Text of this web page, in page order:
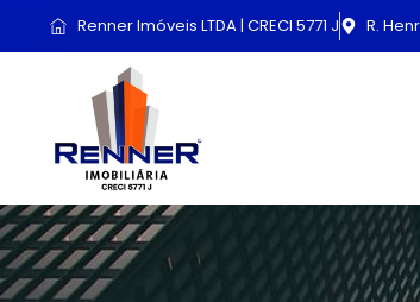
Renner Imóveis LTDA | CRECI 5771 J R.